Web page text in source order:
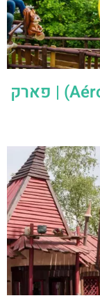
טיסת אסטריקס – (Aérodynamix) | פארק